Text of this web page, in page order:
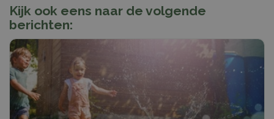
Kijk ook eens naar de volgende
berichten: